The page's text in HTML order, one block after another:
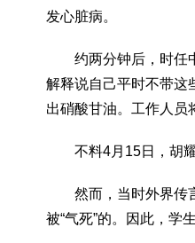
发心脏病。
约两分钟后，时任中
解释说自己平时不带这
出硝酸甘油。工作人员
不料4月15日，胡耀
然而，当时外界传言
被“气死”的。因此，学